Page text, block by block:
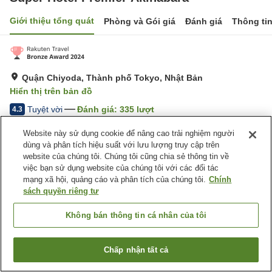
Giới thiệu tổng quát Phòng và Gói giá Đánh giá Thông
Quận Chiyoda, Thành phố Tokyo, Nhật Bản
Hiển thị trên bản đồ
4.3 Tuyệt vời Đánh giá: 335 lượt
Trang chủ Nhật Bản Thành phố Tokyo
Quận Chiyoda
Super Hotel Premier Akihabara
Tìm phòng trống
Website này sử dụng cookie để nâng cao trải nghiệm người
dùng và phân tích hiệu suất với lưu lượng truy cập trên
website của chúng tôi. Chúng tôi cũng chia sẻ thông tin về
việc bạn sử dụng website của chúng tôi với các đối tác
mạng xã hội, quảng cáo và phân tích của chúng tôi. Chính
sách quyền riêng tư
Không bán thông tin cá nhân của tôi
Chấp nhận tất cả